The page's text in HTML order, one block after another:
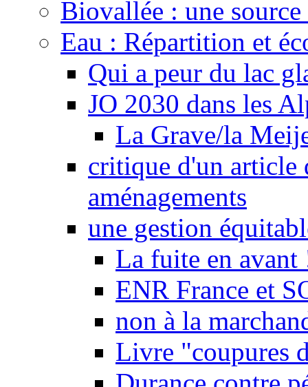
Biovallée : une
Eau : Répartition et
Qui a peur du lac
JO 2030 dans les
La Grave/la
critique d'un article
aménagements
une gestion
La fuite en avant
ENR France et
non à la
Livre "coupures